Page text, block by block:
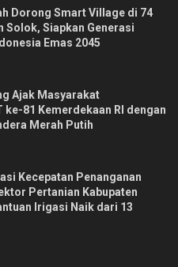
Dorong Smart Village di 74
Solok, Siapkan Generasi
Emas 2045
Ajak Masyarakat
ke-81 Kemerdekaan RI dengan
Merah Putih
Kecepatan Penanganan
Pertanian Kabupaten
Irigasi Naik dari 13